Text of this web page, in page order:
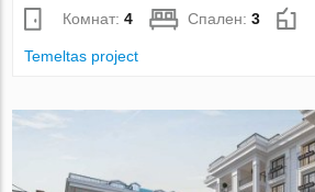
Комнат:4 Спален:3
Temeltas project